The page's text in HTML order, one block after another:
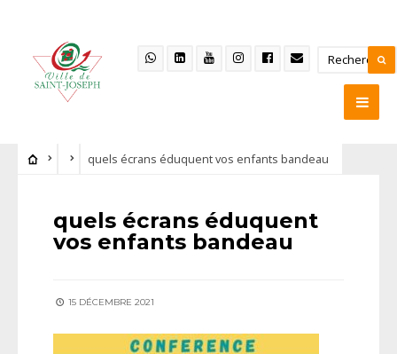
quels écrans éduquent vos enfants bandeau
quels écrans éduquent
vos enfants bandeau
15 DÉCEMBRE 2021